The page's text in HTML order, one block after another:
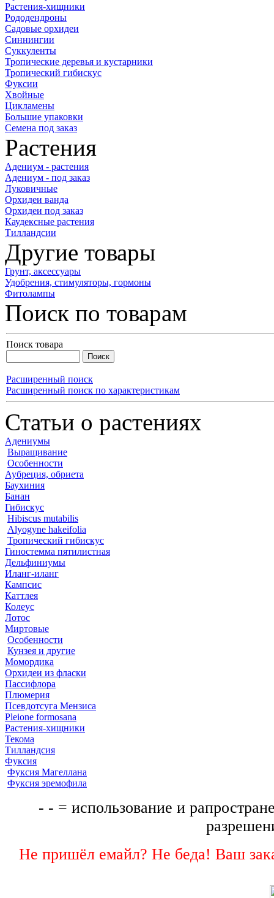
Растения-хищники
Рододендроны
Садовые орхидеи
Синнингии
Суккуленты
Тропические деревья и кустарники
Тропический гибискус
Фуксии
Хвойные
Цикламены
Большие упаковки
Семена под заказ
Растения
Адениум - растения
Адениум - под заказ
Луковичные
Орхидеи ванда
Орхидеи под заказ
Каудексные растения
Тилландсии
Другие товары
Грунт, аксессуары
Удобрения, стимуляторы, гормоны
Фитолампы
Поиск по товарам
Поиск товара
Расширенный поиск
Расширенный поиск по характеристикам
Статьи о растениях
Адениумы
Выращивание
Особенности
Аубреция, обриета
Баухиния
Банан
Гибискус
Hibiscus mutabilis
Alyogyne hakeifolia
Тропический гибискус
Гиностемма пятилистная
Дельфиниумы
Иланг-иланг
Кампсис
Каттлея
Колеус
Лотос
Миртовые
Особенности
Кунзея и другие
Момордика
Орхидеи из фласки
Пассифлора
Плюмерия
Псевдотсуга Мензиса
Pleione formosana
Растения-хищники
Текома
Тилландсия
Фуксия
Фуксия Магеллана
Фуксия эремофила
- - = использование и
Не пришёл емайл? Не беда! Ваш